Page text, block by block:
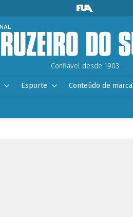
Confiável desde 1903.
Esporte Conteúdo de marca